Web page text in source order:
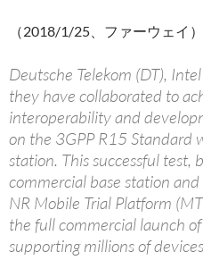
（2018/1/25、ファーウェイ）
Deutsche Telekom (DT),
they have collaborated to
interoperability and
on the 3GPP R15 Standard
station. This successful test,
commercial base station
NR Mobile Trial Platform
the full commercial launch
supporting millions of